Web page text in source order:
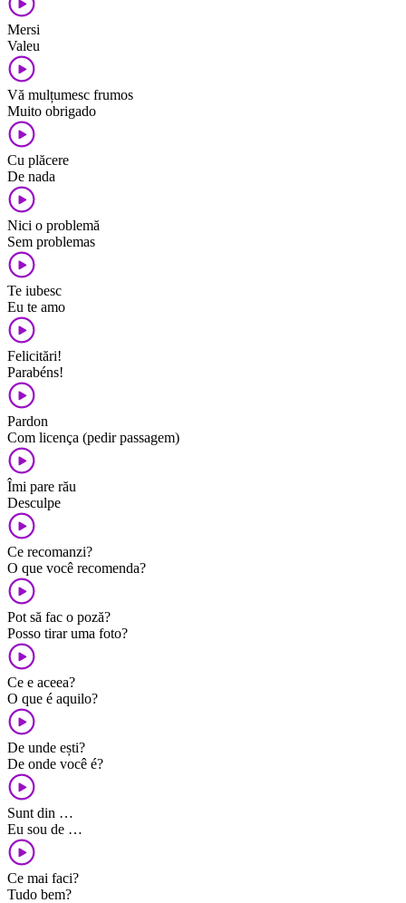
Mersi
Valeu
Vă mulțumesc frumos
Muito obrigado
Cu plăcere
De nada
Nici o problemă
Sem problemas
Te iubesc
Eu te amo
Felicitări!
Parabéns!
Pardon
Com licença (pedir passagem)
Îmi pare rău
Desculpe
Ce recomanzi?
O que você recomenda?
Pot să fac o poză?
Posso tirar uma foto?
Ce e aceea?
O que é aquilo?
De unde ești?
De onde você é?
Sunt din …
Eu sou de …
Ce mai faci?
Tudo bem?